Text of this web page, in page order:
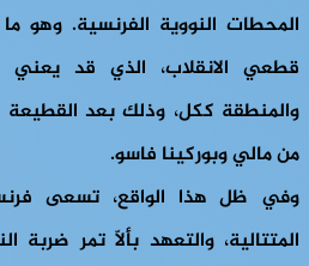
المحطات النووية الفرنسية.
قطعي الانقلاب، الذي قد يعني
والمنطقة ككل، وذلك بعد القطيعة
من مالي وبوركينا فاسو.
وفي ظل هذا الواقع، تسعى
المتتالية، والتعهد بألّا تمر ضربة